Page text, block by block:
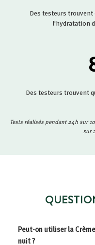
Des testeurs trouvent
l'hydratation
Des testeurs trouvent
Tests réalisés pendant 24h sur
sur
Peut-on utiliser la
nuit ?